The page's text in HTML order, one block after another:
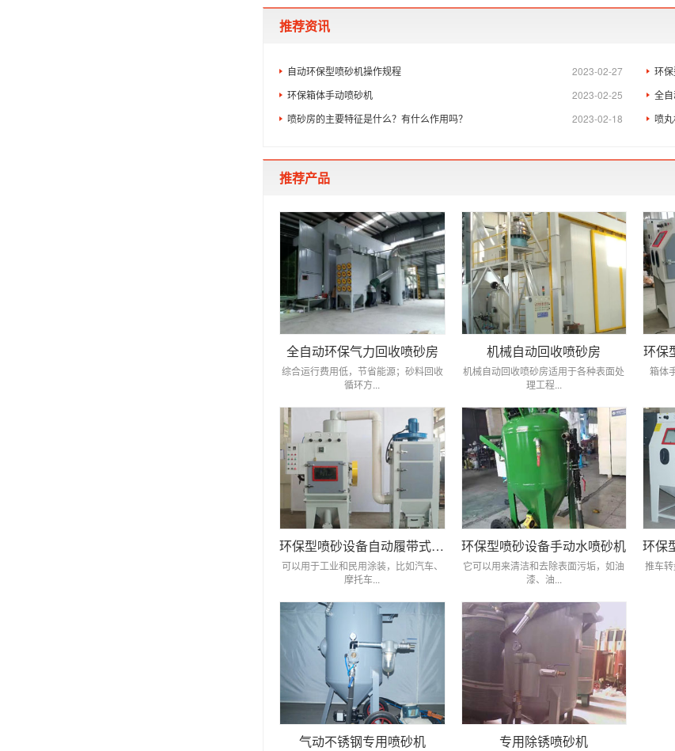
推荐资讯
2023-02-27
自动环保型喷砂机操作规程
环
2023-02-25
环保箱体手动喷砂机
全
2023-02-18
喷砂房的主要特征是什么？有什么作用吗？ 喷
推荐产品
全自动环保气力回收喷砂房
综合运行费用低，节省能源；砂料回收
循环方...
机械自动回收喷砂房
机械自动回收喷砂房适用于各种表面处
理工程...
环保
箱体
环保型喷砂设备自动履带式喷砂机
可以用于工业和民用涂装，比如汽车、
摩托车...
环保型喷砂设备手动水喷砂机
它可以用来清洁和去除表面污垢，如油
漆、油...
推车
气动不锈钢专用喷砂机 专用除锈喷砂机